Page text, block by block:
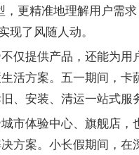
，更精准地理解用户需
现了风随人动。
仅提供产品，还能为用
活方案。五一期间，
、安装、清运一站式服
市体验中心、旗舰店
方案。小长假期间，